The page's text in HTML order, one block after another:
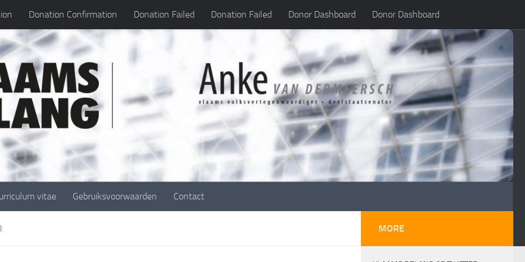
Donation Confirmation Donation Failed Donation Failed Donor Dashboard Donor Dashboard
vitae Gebruiksvoorwaarden Contact
MORE